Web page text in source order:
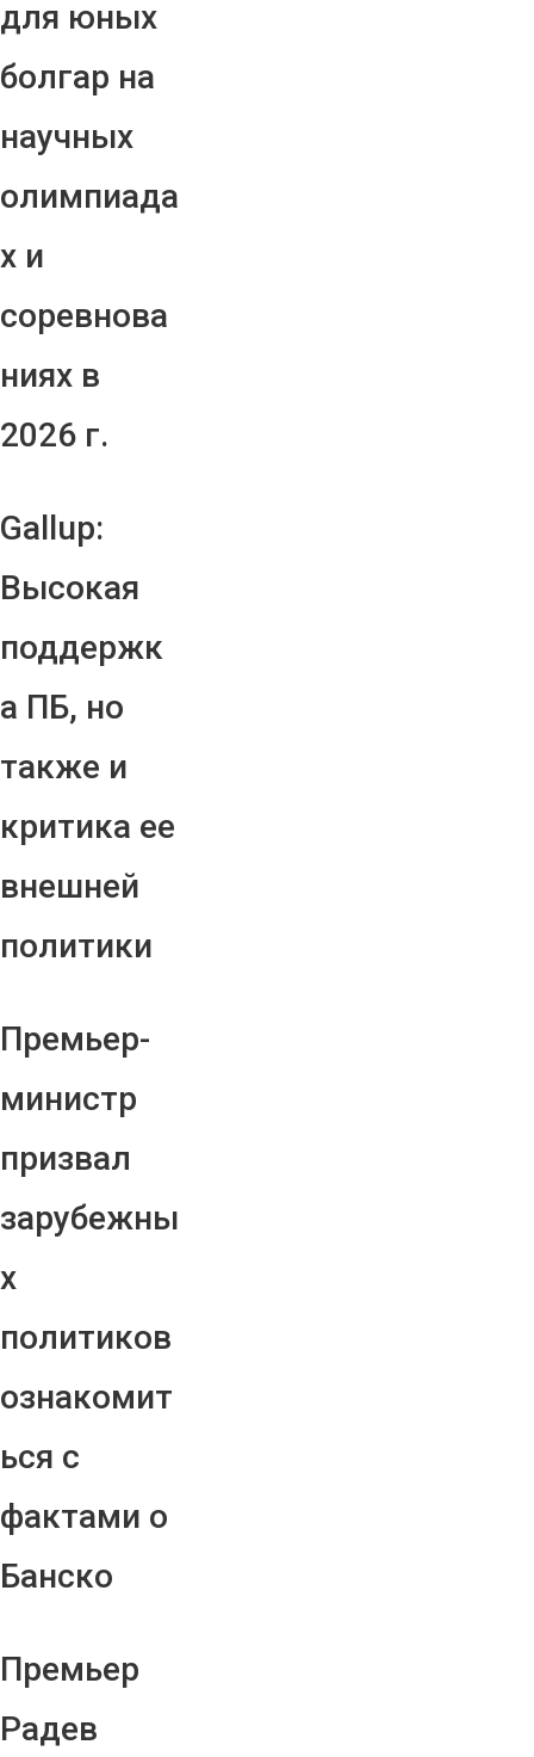
для юных
болгар на
научных
олимпиада
х и
соревнова
ниях в
2026 г.
Gallup:
Высокая
поддержк
а ПБ, но
также и
критика ее
внешней
политики
Премьер-
министр
призвал
зарубежны
х
политиков
ознакомит
ься с
фактами о
Банско
Премьер
Радев